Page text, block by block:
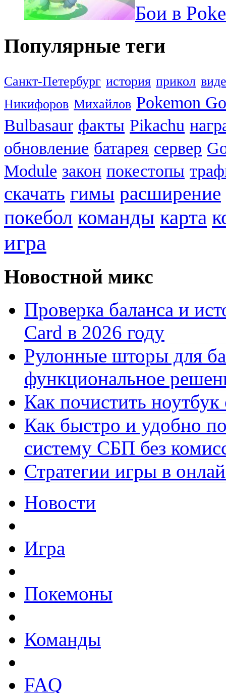
Бои в
Популярные теги
Санкт-Петербург история прикол
Никифоров Михайлов Pokemon Go
Bulbasaur факты Pikachu
обновление батарея сервер
Module закон покестопы
скачать гимы расширение
покебол команды карта
игра
Новостной микс
Проверка баланса и
Card в 2026 году
Рулонные шторы для
функциональное
Как почистить
Как быстро и удобно
систему СБП без
Стратегии игры в
Новости
Игра
Покемоны
Команды
FAQ